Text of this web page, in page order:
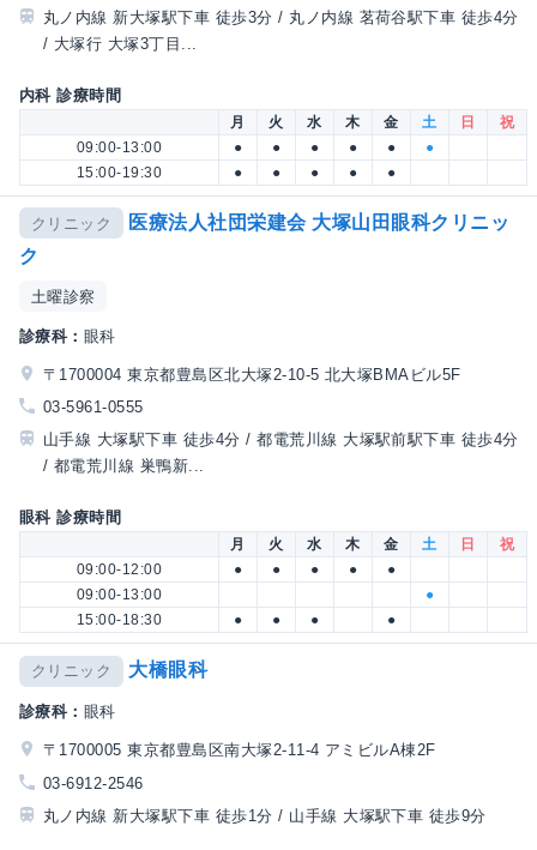
丸ノ内線 新大塚駅下車 徒歩3分 / 丸ノ内線 茗荷谷駅下車 徒歩4分
/ 大塚行 大塚3丁目...
内科 診療時間
月 火 水 木 金 土 日
祝
09:00-13:00
● ● ● ● ●
●
15:00-19:30
● ● ● ● ●
クリニック
医療法人社団栄建会 大塚山田眼科クリニッ
ク
土曜診察
診療科： 眼科
〒1700004 東京都豊島区北大塚2-10-5 北大塚BMAビル5F
03-5961-0555
山手線 大塚駅下車 徒歩4分 / 都電荒川線 大塚駅前駅下車 徒歩4分
/ 都電荒川線 巣鴨新...
眼科 診療時間
月 火 水 木 金 土 日
祝
09:00-12:00
● ● ● ●
●
09:00-13:00
●
15:00-18:30
● ● ● ●
クリニック 大橋眼科
診療科： 眼科
〒1700005 東京都豊島区南大塚2-11-4 アミビルA棟2F
03-6912-2546
丸ノ内線 新大塚駅下車 徒歩1分 / 山手線 大塚駅下車 徒歩9分